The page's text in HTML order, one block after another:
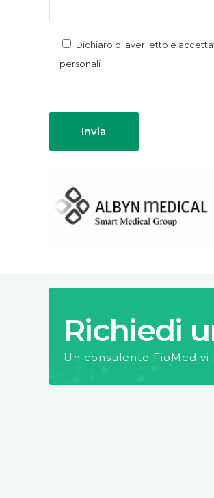
Dichiaro di aver letto e
personali
Richiedi
Un consulente FioMed